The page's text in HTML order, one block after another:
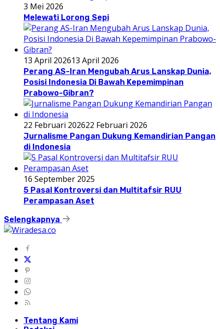
3 Mei 2026
Melewati Lorong Sepi
13 April 202613 April 2026
Perang AS-Iran Mengubah Arus Lanskap Dunia,
Posisi Indonesia Di Bawah Kepemimpinan
Prabowo-Gibran?
22 Februari 202622 Februari 2026
Jurnalisme Pangan Dukung Kemandirian Pangan
di Indonesia
16 September 2025
5 Pasal Kontroversi dan Multitafsir RUU
Perampasan Aset
Selengkapnya
Tentang Kami